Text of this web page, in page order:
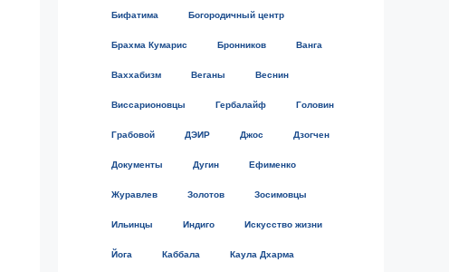
Бифатима Богородичный центр
Брахма Кумарис Бронников Ванга
Ваххабизм Веганы Веснин
Виссарионовцы Гербалайф Головин
Грабовой ДЭИР Джос Дзогчен
Документы Дугин Ефименко
Журавлев Золотов Зосимовцы
Ильинцы Индиго Искусство жизни
Йога Каббала Каула Дхарма